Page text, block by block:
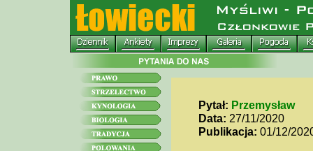
Pytał: Przemysław
Data: 27/11/2020
Publikacja: 01/12/